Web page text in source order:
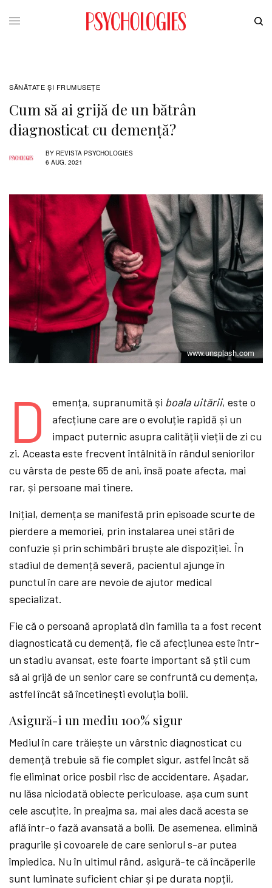
SĂNĂTATE ŞI FRUMUSEȚE
Cum să ai grijă de un bătrân
diagnosticat cu demență?
BY REVISTA PSYCHOLOGIES
6 AUG. 2021
www.unsplash.com
D emența, supranumită și boala uitării, este o
afecțiune care are o evoluție rapidă și un
impact puternic asupra calității vieții de zi cu
zi. Aceasta este frecvent întâlnită în rândul seniorilor
cu vârsta de peste 65 de ani, însă poate afecta, mai
rar, și persoane mai tinere.
Inițial, demența se manifestă prin episoade scurte de
pierdere a memoriei, prin instalarea unei stări de
confuzie și prin schimbări bruște ale dispoziției. În
stadiul de demență severă, pacientul ajunge în
punctul în care are nevoie de ajutor medical
specializat.
Fie că o persoană apropiată din familia ta a fost recent
diagnosticată cu demență, fie că afecțiunea este într-
un stadiu avansat, este foarte important să știi cum
să ai grijă de un senior care se confruntă cu demența,
astfel încât să încetinești evoluția bolii.
Asigură-i un mediu 100% sigur
Mediul în care trăiește un vârstnic diagnosticat cu
demență trebuie să fie complet sigur, astfel încât să
fie eliminat orice posbil risc de accidentare. Așadar,
nu lăsa niciodată obiecte periculoase, așa cum sunt
cele ascuțite, în preajma sa, mai ales dacă acesta se
află într-o fază avansată a bolii. De asemenea, elimină
pragurile și covoarele de care seniorul s-ar putea
împiedica. Nu în ultimul rând, asigură-te că încăperile
sunt luminate suficient chiar și pe durata nopții,